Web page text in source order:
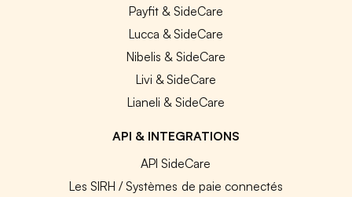
Payfit & SideCare
Lucca & SideCare
Nibelis & SideCare
Livi & SideCare
Lianeli & SideCare
API & INTEGRATIONS
API SideCare
Les SIRH / Systèmes de paie connectés